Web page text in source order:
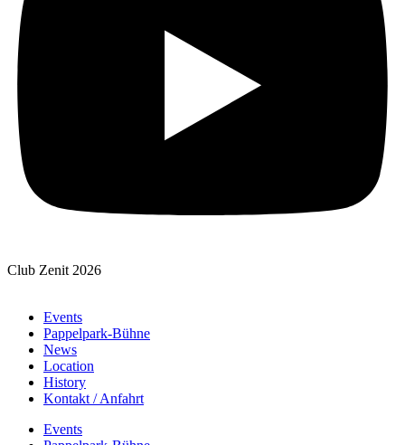
Club Zenit 2026
Events
Pappelpark-Bühne
News
Location
History
Kontakt / Anfahrt
Events